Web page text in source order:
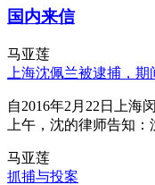
国内来信
马亚莲
上海沈佩兰被逮捕，
自2016年2月22日上海
上午，沈的律师告知：
马亚莲
抓捕与投案